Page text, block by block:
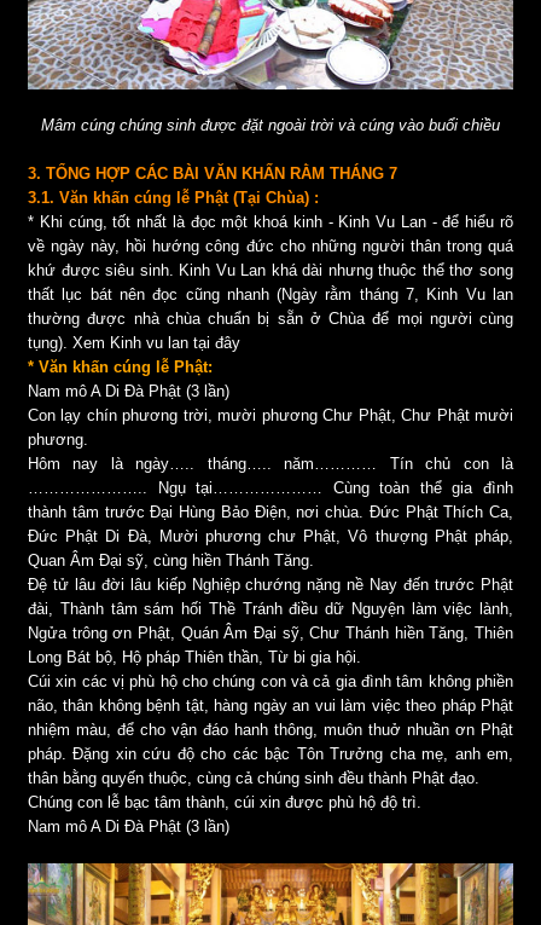
Mâm cúng chúng sinh được đặt ngoài trời và cúng vào buổi chiều
3. TỔNG HỢP CÁC BÀI VĂN KHẤN RẰM THÁNG 7
3.1. Văn khấn cúng lễ Phật (Tại Chùa) :
* Khi cúng, tốt nhất là đọc một khoá kinh - Kinh Vu Lan - để hiểu rõ
về ngày này, hồi hướng công đức cho những người thân trong quá
khứ được siêu sinh. Kinh Vu Lan khá dài nhưng thuộc thể thơ song
thất lục bát nên đọc cũng nhanh (Ngày rằm tháng 7, Kinh Vu lan
thường được nhà chùa chuẩn bị sẵn ở Chùa để mọi người cùng
tụng). Xem Kinh vu lan tại đây
* Văn khấn cúng lễ Phật:
Nam mô A Di Đà Phật (3 lần)
Con lạy chín phương trời, mười phương Chư Phật, Chư Phật mười
phương.
Hôm nay là ngày….. tháng….. năm………… Tín chủ con là
………………….. Ngụ tại………………… Cùng toàn thể gia đình
thành tâm trước Đại Hùng Bảo Điện, nơi chùa. Đức Phật Thích Ca,
Đức Phật Di Đà, Mười phương chư Phật, Vô thượng Phật pháp,
Quan Âm Đại sỹ, cùng hiền Thánh Tăng.
Đệ tử lâu đời lâu kiếp Nghiệp chướng nặng nề Nay đến trước Phật
đài, Thành tâm sám hối Thề Tránh điều dữ Nguyện làm việc lành,
Ngửa trông ơn Phật, Quán Âm Đại sỹ, Chư Thánh hiền Tăng, Thiên
Long Bát bộ, Hộ pháp Thiên thần, Từ bi gia hội.
Cúi xin các vị phù hộ cho chúng con và cả gia đình tâm không phiền
não, thân không bệnh tật, hàng ngày an vui làm việc theo pháp Phật
nhiệm màu, để cho vận đáo hanh thông, muôn thuở nhuần ơn Phật
pháp. Đặng xin cứu độ cho các bậc Tôn Trưởng cha mẹ, anh em,
thân bằng quyến thuộc, cùng cả chúng sinh đều thành Phật đạo.
Chúng con lễ bạc tâm thành, cúi xin được phù hộ độ trì.
Nam mô A Di Đà Phật (3 lần)